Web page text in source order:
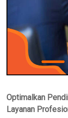
Optimalkan
Layanan